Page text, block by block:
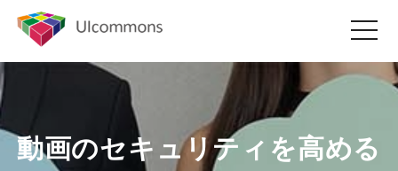
toggle
動画のセキュリティを高める